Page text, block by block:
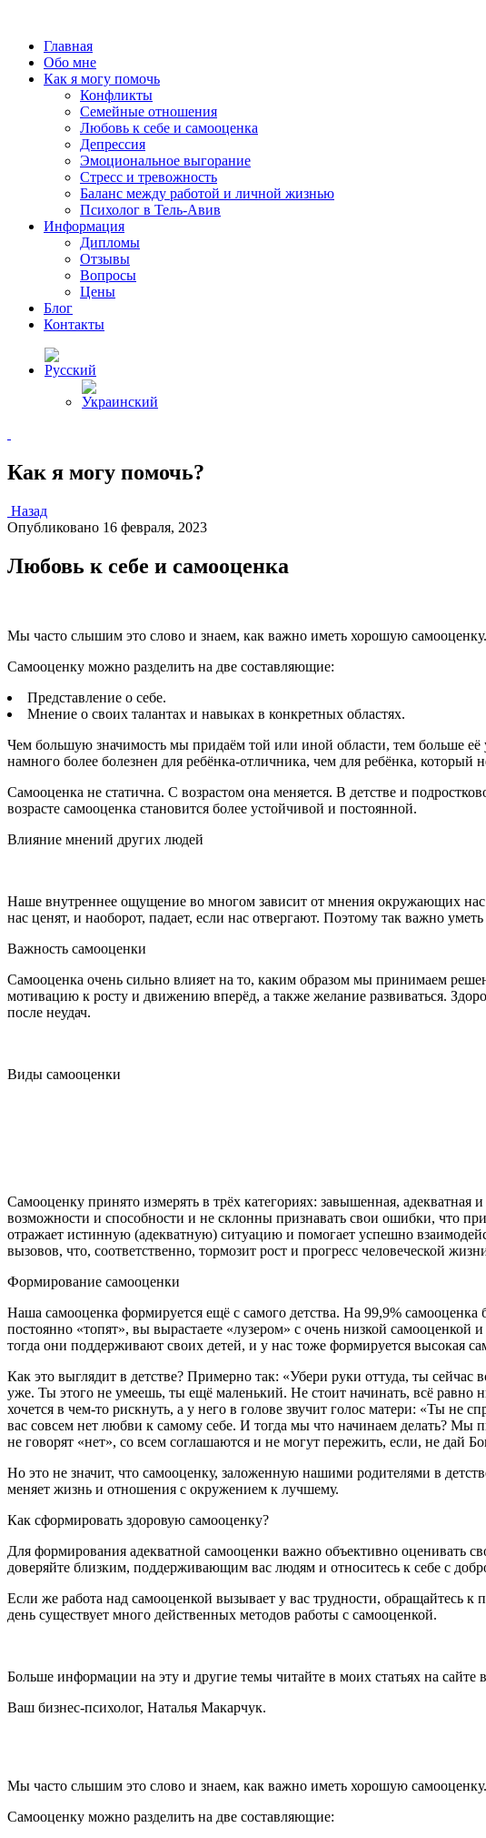
Главная
Обо мне
Как я могу помочь
Конфликты
Семейные отношения
Любовь к себе и самооценка
Депрессия
Эмоциональное выгорание
Стресс и тревожность
Баланс между работой и личной жизнью
Психолог в Тель-Авив
Информация
Дипломы
Отзывы
Вопросы
Цены
Блог
Контакты
Как я могу помочь?
Назад
Опубликовано 16 февраля, 2023
Любовь к себе и самооценка
Мы часто слышим это слово и знаем, как важно иметь хорошую
Самооценку можно разделить на две составляющие:
Представление о себе.
Мнение о своих талантах и навыках в конкретных областях.
Чем большую значимость мы придаём той или иной области, тем больше её
намного более болезнен для ребёнка-отличника, чем для ребёнка, который
Самооценка не статична. С возрастом она меняется. В детстве и
возрасте самооценка становится более устойчивой и постоянной.
Влияние мнений других людей
Наше внутреннее ощущение во многом зависит от мнения окружающих нас
нас ценят, и наоборот, падает, если нас отвергают. Поэтому так важно
Важность самооценки
Самооценка очень сильно влияет на то, каким образом мы принимаем
мотивацию к росту и движению вперёд, а также желание развиваться.
после неудач.
Виды самооценки
Самооценку принято измерять в трёх категориях: завышенная,
возможности и способности и не склонны признавать свои ошибки, что
отражает истинную (адекватную) ситуацию и помогает успешно
вызовов, что, соответственно, тормозит рост и прогресс человеческой
Формирование самооценки
Наша самооценка формируется ещё с самого детства. На 99,9%
постоянно «топят», вы вырастаете «лузером» с очень низкой самооценкой
тогда они поддерживают своих детей, и у нас тоже формируется высокая
Как это выглядит в детстве? Примерно так: «Убери руки оттуда, ты сейчас
уже. Ты этого не умеешь, ты ещё маленький. Не стоит начинать, всё равно
хочется в чем-то рискнуть, а у него в голове звучит голос матери: «Ты не
вас совсем нет любви к самому себе. И тогда мы что начинаем делать? Мы
не говорят «нет», со всем соглашаются и не могут пережить, если, не дай
Но это не значит, что самооценку, заложенную нашими родителями в
меняет жизнь и отношения с окружением к лучшему.
Как сформировать здоровую самооценку?
Для формирования адекватной самооценки важно объективно оценивать
доверяйте близким, поддерживающим вас людям и относитесь к себе с
Если же работа над самооценкой вызывает у вас трудности, обращайтесь
день существует много действенных методов работы с самооценкой.
Больше информации на эту и другие темы читайте в моих статьях на сайте
Ваш бизнес-психолог, Наталья Макарчук.
Мы часто слышим это слово и знаем, как важно иметь хорошую
Самооценку можно разделить на две составляющие: